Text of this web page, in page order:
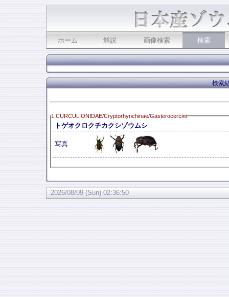
ホーム 解説 画像検索 検索
検索
1:CURCULIONIDAE/Cryptorhynchinae/Gasterocercini
トゲオクロクチカクシゾウムシ
写真
2026/08/09 (Sun) 02:36:50